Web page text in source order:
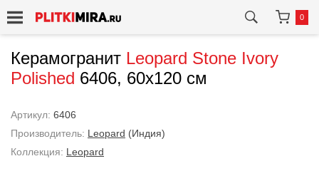
0
Керамогранит Leopard Stone Ivory
Polished 6406, 60x120 см
Артикул: 6406
Производитель: Leopard (Индия)
Коллекция: Leopard